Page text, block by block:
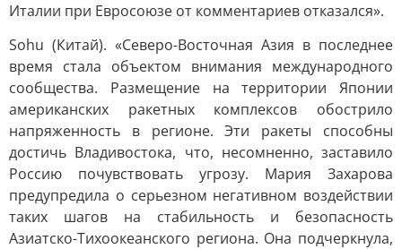
Италии при Евросоюзе от комментариев отказался».
Sohu (Китай). «Северо-Восточная Азия в последнее
время стала объектом внимания международного
сообщества. Размещение на территории Японии
американских ракетных комплексов обострило
напряженность в регионе. Эти ракеты способны
достичь Владивостока, что, несомненно, заставило
Россию почувствовать угрозу. Мария Захарова
предупредила о серьезном негативном воздействии
таких шагов на стабильность и безопасность
Азиатско-Тихоокеанского региона. Она подчеркнула,